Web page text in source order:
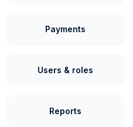
Payments
Users & roles
Reports